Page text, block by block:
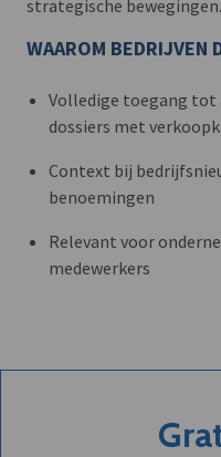
strategische bewegingen.
WAAROM BEDRIJVEN
Volledige toegang
dossiers met
Context bij
benoemingen
Relevant voor
medewerkers